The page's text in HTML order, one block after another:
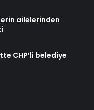
ailelerinden
CHP’li belediye